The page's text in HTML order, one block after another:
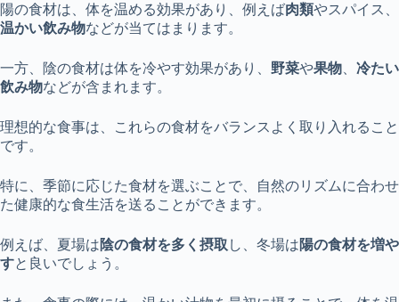
陽の食材は、体を温める効果があり、例えば肉類やスパイス、
温かい飲み物などが当てはまります。
一方、陰の食材は体を冷やす効果があり、 野菜や果物
冷たい
飲み物などが含まれます。
理想的な食事は、これらの食材をバランスよく取り入れること
です。
特に、季節に応じた食材を選ぶことで、自然のリズムに合わせ
た健康的な食生活を送ることができます。
例えば、夏場は陰の食材を多く摂取 し、冬場は陽の食材を増や
すと良いでしょう。